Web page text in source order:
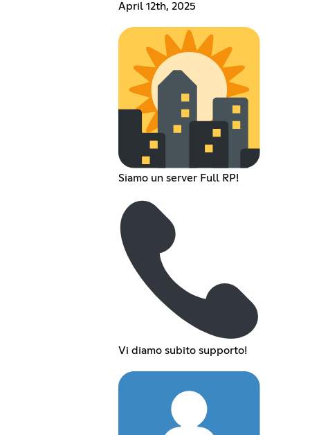
April 12th, 2025
Siamo un server Full RP!
Vi diamo subito supporto!